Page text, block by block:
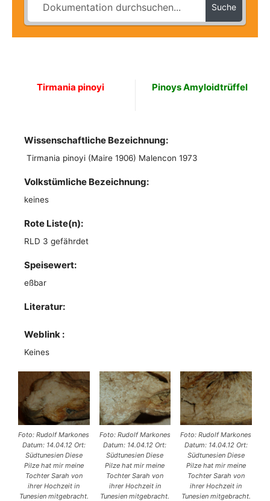
Suche
Tirmania pinoyi Pinoys Amyloidtrüffel
Wissenschaftliche Bezeichnung:
Tirmania pinoyi (Maire 1906) Malencon 1973
Volkstümliche Bezeichnung:
keines
Rote Liste(n):
RLD 3 gefährdet
Speisewert:
eßbar
Literatur:
Weblink :
Keines
Foto: Rudolf Markones
Datum: 14.04.12 Ort:
Südtunesien Diese
Pilze hat mir meine
Tochter Sarah von
ihrer Hochzeit in
Tunesien mitgebracht.
Foto: Rudolf Markones
Datum: 14.04.12 Ort:
Südtunesien Diese
Pilze hat mir meine
Tochter Sarah von
ihrer Hochzeit in
Tunesien mitgebracht.
Foto: Rudolf Markones
Datum: 14.04.12 Ort:
Südtunesien Diese
Pilze hat mir meine
Tochter Sarah von
ihrer Hochzeit in
Tunesien mitgebracht.